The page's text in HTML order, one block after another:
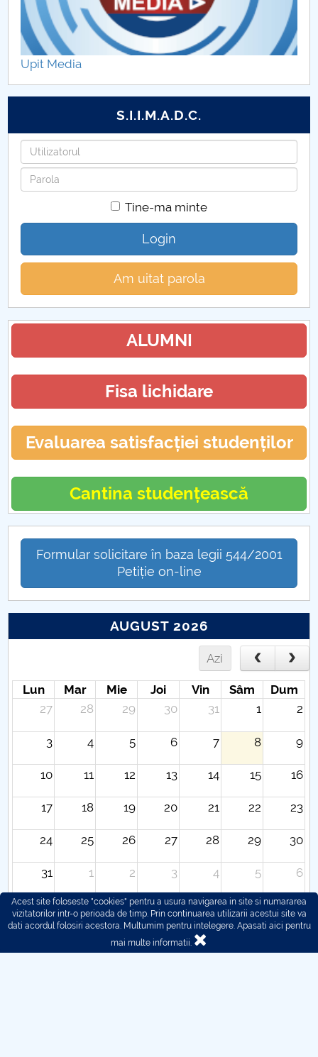
Upit Media
S.I.I.M.A.D.C.
Utilizatorul
Parola
Tine-ma minte
Login
Am uitat parola
ALUMNI
Fisa lichidare
Evaluarea satisfacției studenților
Cantina studențească
Formular solicitare în baza legii 544/2001
Petiție on-line
AUGUST 2026
Azi
Lun Mar Mie Joi Vin Sâm
Dum
27
28 29 30 31 1 2
3 4 5 6 7 8 9
10 11 12 13 14 15 16
17 18 19 20 21 22 23
24 25 26 27 28 29 30
31 1 2 3 4 5 6
Acest site foloseste "cookies" pentru a usura navigarea in site si numararea
vizitatorilor intr-o perioada de timp. Prin continuarea utilizarii acestui site va
dati acordul folosiri acestora. Multumim pentru intelegere. Apasati aici pentru
mai multe informatii.